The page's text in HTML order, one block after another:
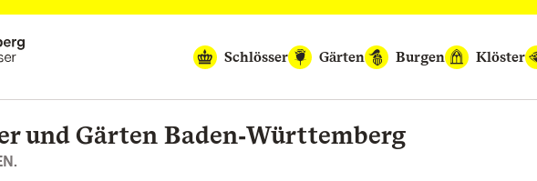
Schlösser
Gärten Burgen Klöster
und Gärten Baden‑Württemberg